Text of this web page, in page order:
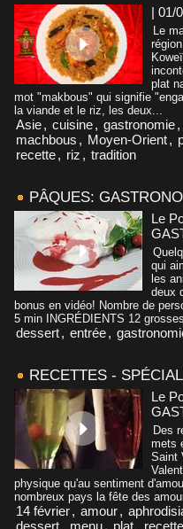
| 01/
Le
plat
mot "makbous" qui signifie
la viande et le riz, les deux...
Asie, cuisine, gastronomie,
machbous , Moyen-Orient,
recette, riz , tradition
PÂQUES:
Le
qui
les
deux
bonus en vidéo! Nombre de
5 min INGRÉDIENTS 12
dessert, entrée,
RECETTES -
Le
Des
mets
Saint
physique qu'au sentiment
nombreux pays la fête des
14 février, amour,
dessert, menu, plat, recette